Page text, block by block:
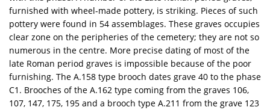
furnished with wheel-made pottery, is striking. Pieces of such
pottery were found in 54 assemblages. These graves occupies
clear zone on the peripheries of the cemetery; they are not so
numerous in the centre. More precise dating of most of the
late Roman period graves is impossible because of the poor
furnishing. The A.158 type brooch dates grave 40 to the phase
C1. Brooches of the A.162 type coming from the graves 106,
107, 147, 175, 195 and a brooch type A.211 from the grave 123